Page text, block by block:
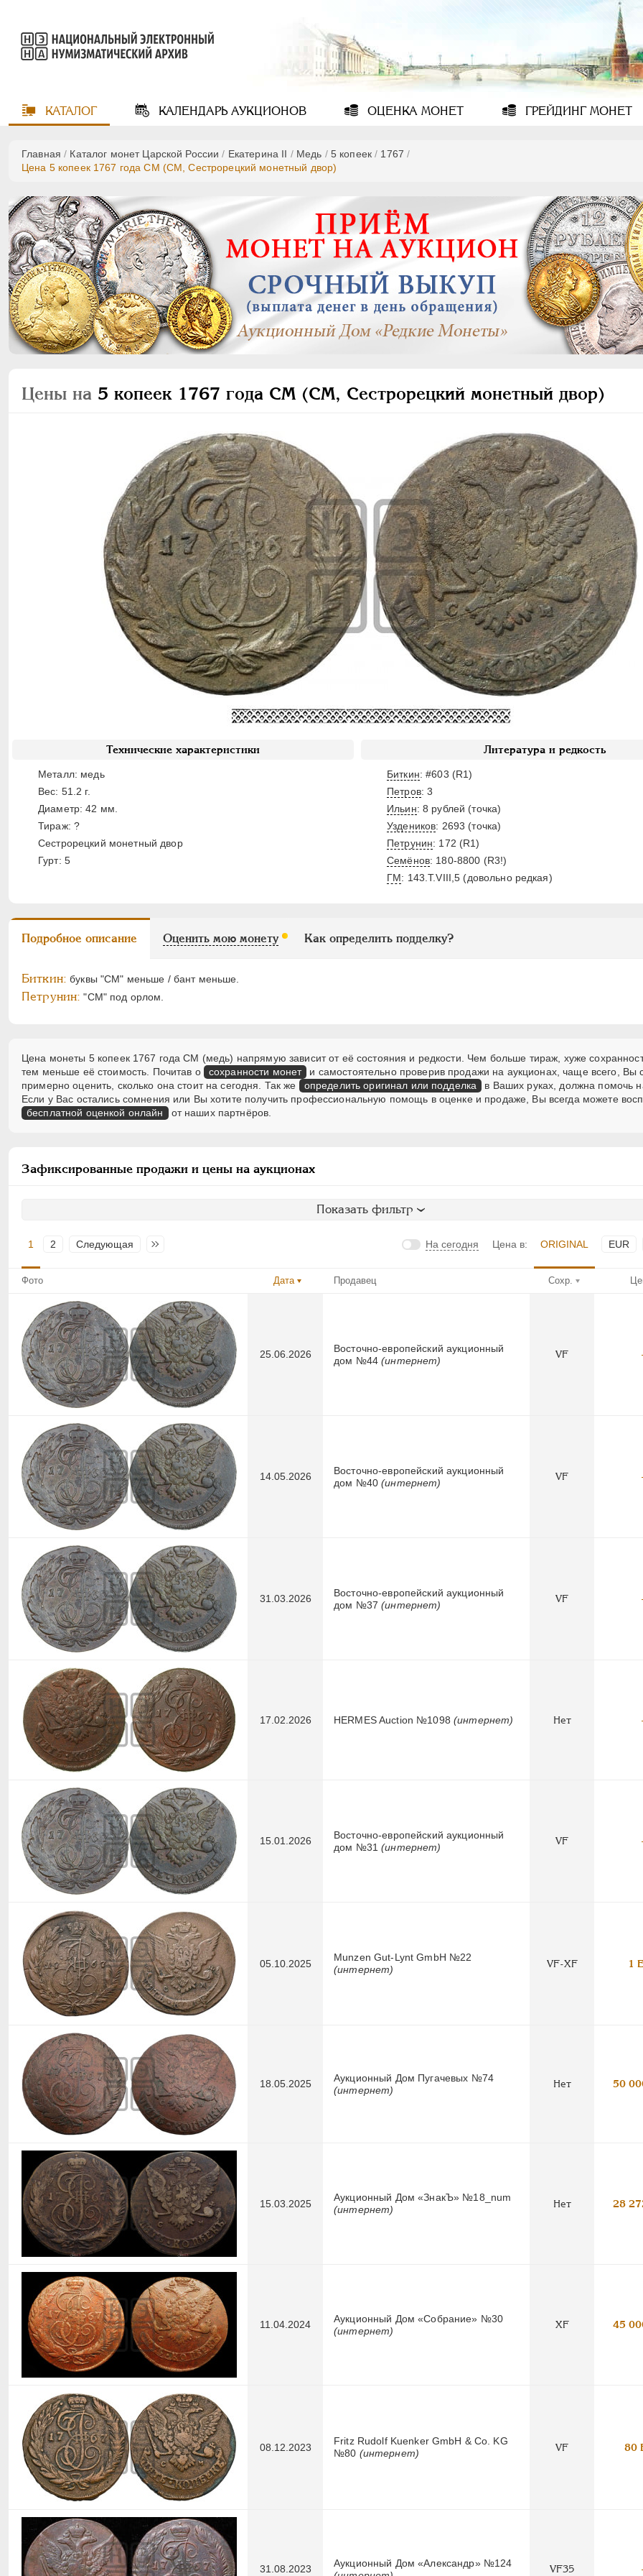
КАТАЛОГ КАЛЕНДАРЬАУКЦИОНОВ ОЦЕНКА МОНЕТ ГРЕЙДИНГМОНЕТ
Главная / Каталог монет Царской России / Екатерина II / Медь / 5 копеек/ 1767 /
Цена 5 копеек 1767 года СМ (СМ, Сестрорецкий монетный двор)
Цены на 5 копеек 1767 года СМ (СМ, Сестрорецкий монетный двор)
Технические характеристики
Металл: медь
Вес: 51.2 г.
Диаметр: 42 мм.
Тираж: ?
Сестрорецкий монетный двор
Гурт: 5
Литература и редкость
Биткин: #603 (R1)
Петров: 3
Ильин: 8 рублей (точка)
Уздеников: 2693 (точка)
Петрунин: 172 (R1)
Семёнов: 180-8800 (R3!)
ГМ: 143.T.VIII,5 (довольно редкая)
Подробное описание Оценить мою монету Как определить подделку?
Биткин: буквы "СМ" меньше / бант меньше.
Петрунин: "СМ" под орлом.
Цена монеты 5 копеек 1767 года СМ (медь) напрямую зависит от её состояния и редкости. Чем больше тираж, хуже
тем меньше её стоимость. Почитав о
сохранности монет
и самостоятельно проверив продажи на аукционах, чаще всего, Вы
примерно оценить, сколько она стоит на сегодня. Так же
определить оригинал или подделка
в Ваших руках, должна помочь
Если у Вас остались сомнения или Вы хотите получить профессиональную помощь в оценке и продаже, Вы всегда можете
бесплатной оценкой онлайн от наших партнёров.
Зафиксированные продажи и цены на аукционах
Показать фильтр
1 2 Следующая Последняя На сегодня Цена в: ORIGINAL EUR
Фото Дата Продавец Сохр.
25.06.2026
Восточно-европейский аукционный
дом №44(интернет)
VF
14.05.2026
Восточно-европейский аукционный
дом №40(интернет)
VF
31.03.2026
Восточно-европейский аукционный
дом №37(интернет)
VF
17.02.2026 HERMES Auction №1098 (интернет) Нет
15.01.2026
Восточно-европейский аукционный
дом №31(интернет)
VF
05.10.2025
Munzen Gut-Lynt GmbH №22
(интернет)
VF-XF 1
18.05.2025
Аукционный Дом Пугачевых №74
(интернет)
Нет 50
15.03.2025
Аукционный Дом «ЗнакЪ» №18_num
(интернет)
Нет 28
11.04.2024
Аукционный Дом «Собрание» №30
(интернет)
XF 45
08.12.2023
Fritz Rudolf Kuenker GmbH & Co. KG
№80 (интернет)
VF 80
31.08.2023
Аукционный Дом «Александр» №124
VF35